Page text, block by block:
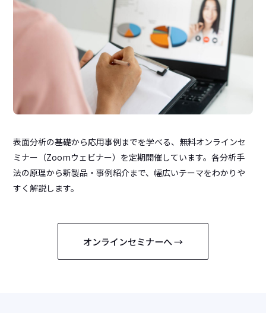
表面分析の基礎から応用事例までを学べる、無料オンラインセ
ミナー（Zoomウェビナー）を定期開催しています。各分析手
法の原理から新製品・事例紹介まで、幅広いテーマをわかりや
すく解説します。
オンラインセミナーへ →